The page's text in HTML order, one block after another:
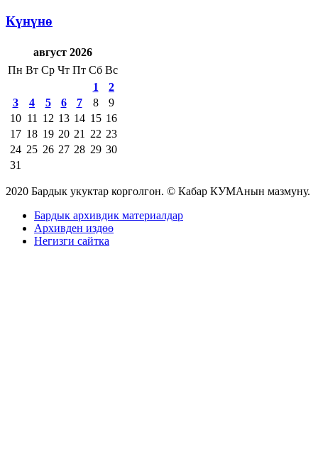
Күнүнө
август 2026
Пн Вт Ср Чт Пт Сб Вс
1
2
3
4 5 6 7 8
9
10 11 12 13 14 15 16
17 18 19 20 21 22 23
24 25 26 27 28 29 30
31
2020 Бардык укуктар корголгон. © Кабар КУМАнын мазмуну.
Бардык архивдик материалдар
Архивден издөө
Негизги сайтка